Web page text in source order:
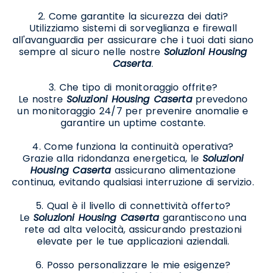
2. Come garantite la sicurezza dei dati?
Utilizziamo sistemi di sorveglianza e firewall
all'avanguardia per assicurare che i tuoi dati siano
sempre al sicuro nelle nostre Soluzioni Housing
Caserta.
3. Che tipo di monitoraggio offrite?
Le nostre Soluzioni Housing Casertaprevedono
un monitoraggio 24/7 per prevenire anomalie e
garantire un uptime costante.
4. Come funziona la continuità operativa?
Grazie alla ridondanza energetica, le Soluzioni
Housing Caserta assicurano alimentazione
continua, evitando qualsiasi interruzione di servizio.
5. Qual è il livello di connettività offerto?
LeSoluzioni Housing Casertagarantiscono una
rete ad alta velocità, assicurando prestazioni
elevate per le tue applicazioni aziendali.
6. Posso personalizzare le mie esigenze?